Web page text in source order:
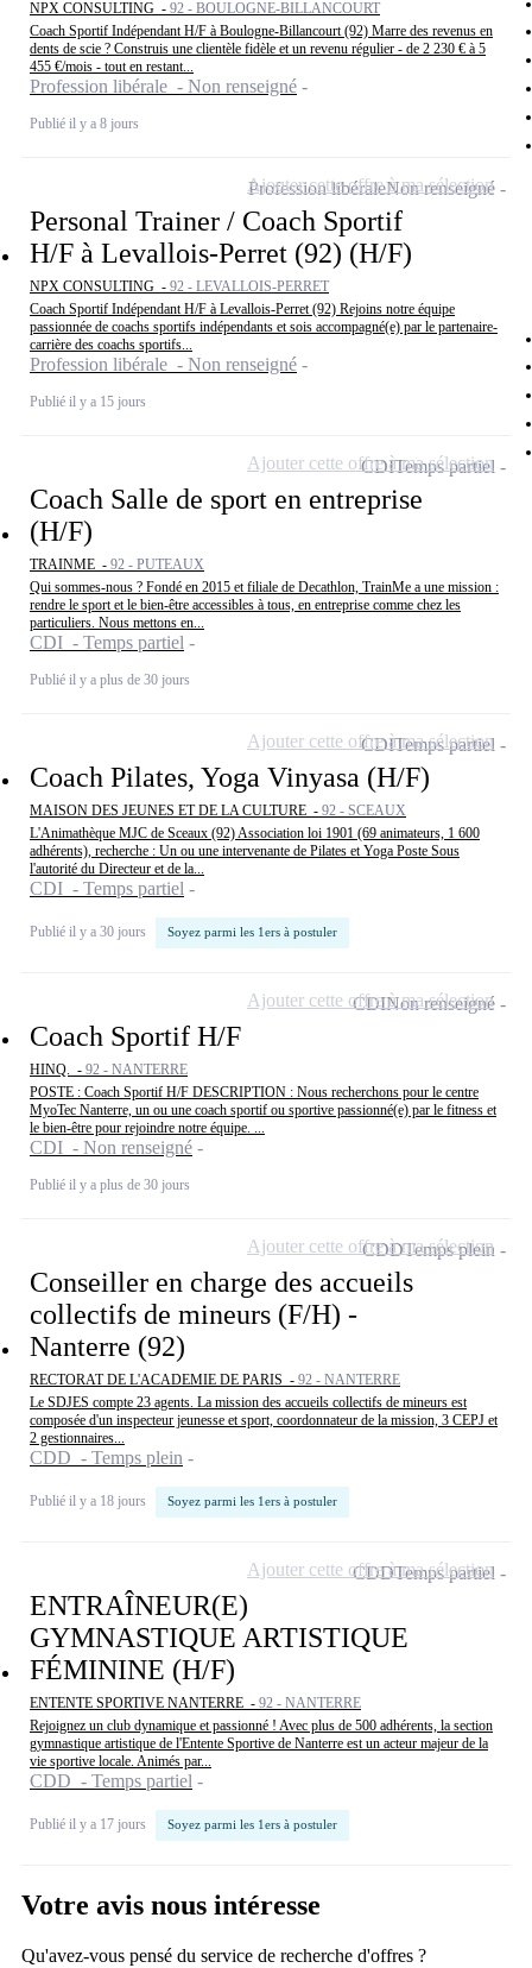
NPX CONSULTING - 92 - BOULOGNE-BILLANCOURT
Coach Sportif Indépendant H/F à Boulogne-Billancourt (92) Marre des revenus en
dents de scie ? Construis une clientèle fidèle et un revenu régulier - de 2 230 € à 5
455 €/mois - tout en restant...
Profession libérale - Non renseigné
Publié il y a 8 jours
Personal Trainer / Coach Sportif
H/F à Levallois-Perret (92) (H/F)
NPX CONSULTING - 92 - LEVALLOIS-PERRET
Coach Sportif Indépendant H/F à Levallois-Perret (92) Rejoins notre équipe
passionnée de coachs sportifs indépendants et sois accompagné(e) par le partenaire-
carrière des coachs sportifs...
Profession libérale - Non renseigné
Publié il y a 15 jours
Profession libéraleNon renseigné
Ajouter cette offre à ma sélection
Coach Salle de sport en entreprise
(H/F)
TRAINME - 92 - PUTEAUX
Qui sommes-nous ? Fondé en 2015 et filiale de Decathlon, TrainMe a une mission :
rendre le sport et le bien-être accessibles à tous, en entreprise comme chez les
particuliers. Nous mettons en...
CDI - Temps partiel
Publié il y a plus de 30 jours
CDITemps partiel
Ajouter cette offre à ma sélection
Coach Pilates, Yoga Vinyasa (H/F)
MAISON DES JEUNES ET DE LA CULTURE - 92 - SCEAUX
L'Animathèque MJC de Sceaux (92) Association loi 1901 (69 animateurs, 1 600
adhérents), recherche : Un ou une intervenante de Pilates et Yoga Poste Sous
l'autorité du Directeur et de la...
CDI - Temps partiel
Publié il y a 30 jours Soyez parmi les 1ers à postuler
CDITemps partiel
Ajouter cette offre à ma sélection
Coach Sportif H/F
HINQ. - 92 - NANTERRE
POSTE : Coach Sportif H/F DESCRIPTION : Nous recherchons pour le centre
MyoTec Nanterre, un ou une coach sportif ou sportive passionné(e) par le fitness et
le bien-être pour rejoindre notre équipe. ...
CDI - Non renseigné
Publié il y a plus de 30 jours
CDINon renseigné
Ajouter cette offre à ma sélection
Conseiller en charge des accueils
collectifs de mineurs (F/H) -
Nanterre (92)
RECTORAT DE L'ACADEMIE DE PARIS - 92 - NANTERRE
Le SDJES compte 23 agents. La mission des accueils collectifs de mineurs est
composée d'un inspecteur jeunesse et sport, coordonnateur de la mission, 3 CEPJ et
2 gestionnaires...
CDD - Temps plein
Publié il y a 18 jours Soyez parmi les 1ers à postuler
CDDTemps plein
Ajouter cette offre à ma sélection
ENTRAÎNEUR(E)
GYMNASTIQUE ARTISTIQUE
FÉMININE (H/F)
ENTENTE SPORTIVE NANTERRE - 92 - NANTERRE
Rejoignez un club dynamique et passionné ! Avec plus de 500 adhérents, la section
gymnastique artistique de l'Entente Sportive de Nanterre est un acteur majeur de la
vie sportive locale. Animés par...
CDD - Temps partiel
Publié il y a 17 jours Soyez parmi les 1ers à postuler
CDDTemps partiel
Ajouter cette offre à ma sélection
Votre avis nous intéresse
Qu'avez-vous pensé du service de recherche d'offres ?